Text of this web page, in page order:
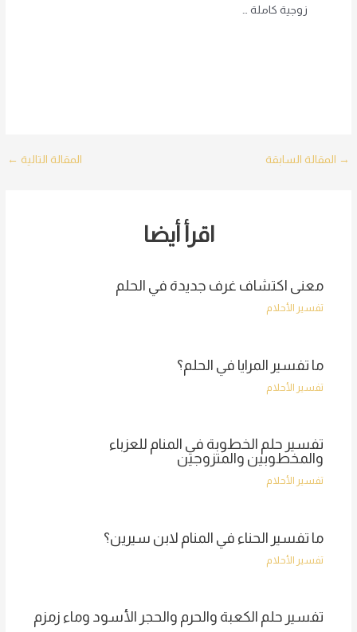
زوجية كاملة …
Post
→ المقالة السابقة المقالة التالية ←
اقرأ أيضا
معنى اكتشاف غرف جديدة في الحلم
تفسير الأحلام
ما تفسير المرايا في الحلم؟
تفسير الأحلام
تفسير حلم الخطوبة في المنام للعزباء
والمخطوبين والمتزوجين
تفسير الأحلام
ما تفسير الحناء في المنام لابن سيرين؟
تفسير الأحلام
تفسير حلم الكعبة والحرم والحجر الأسود وماء زمزم